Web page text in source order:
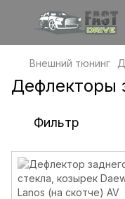
Внешний тюнинг
Дефлекторы
Фильтр